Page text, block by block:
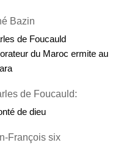
Bazin
de Foucauld
du Maroc ermite au
de Foucauld:
de dieu
François six